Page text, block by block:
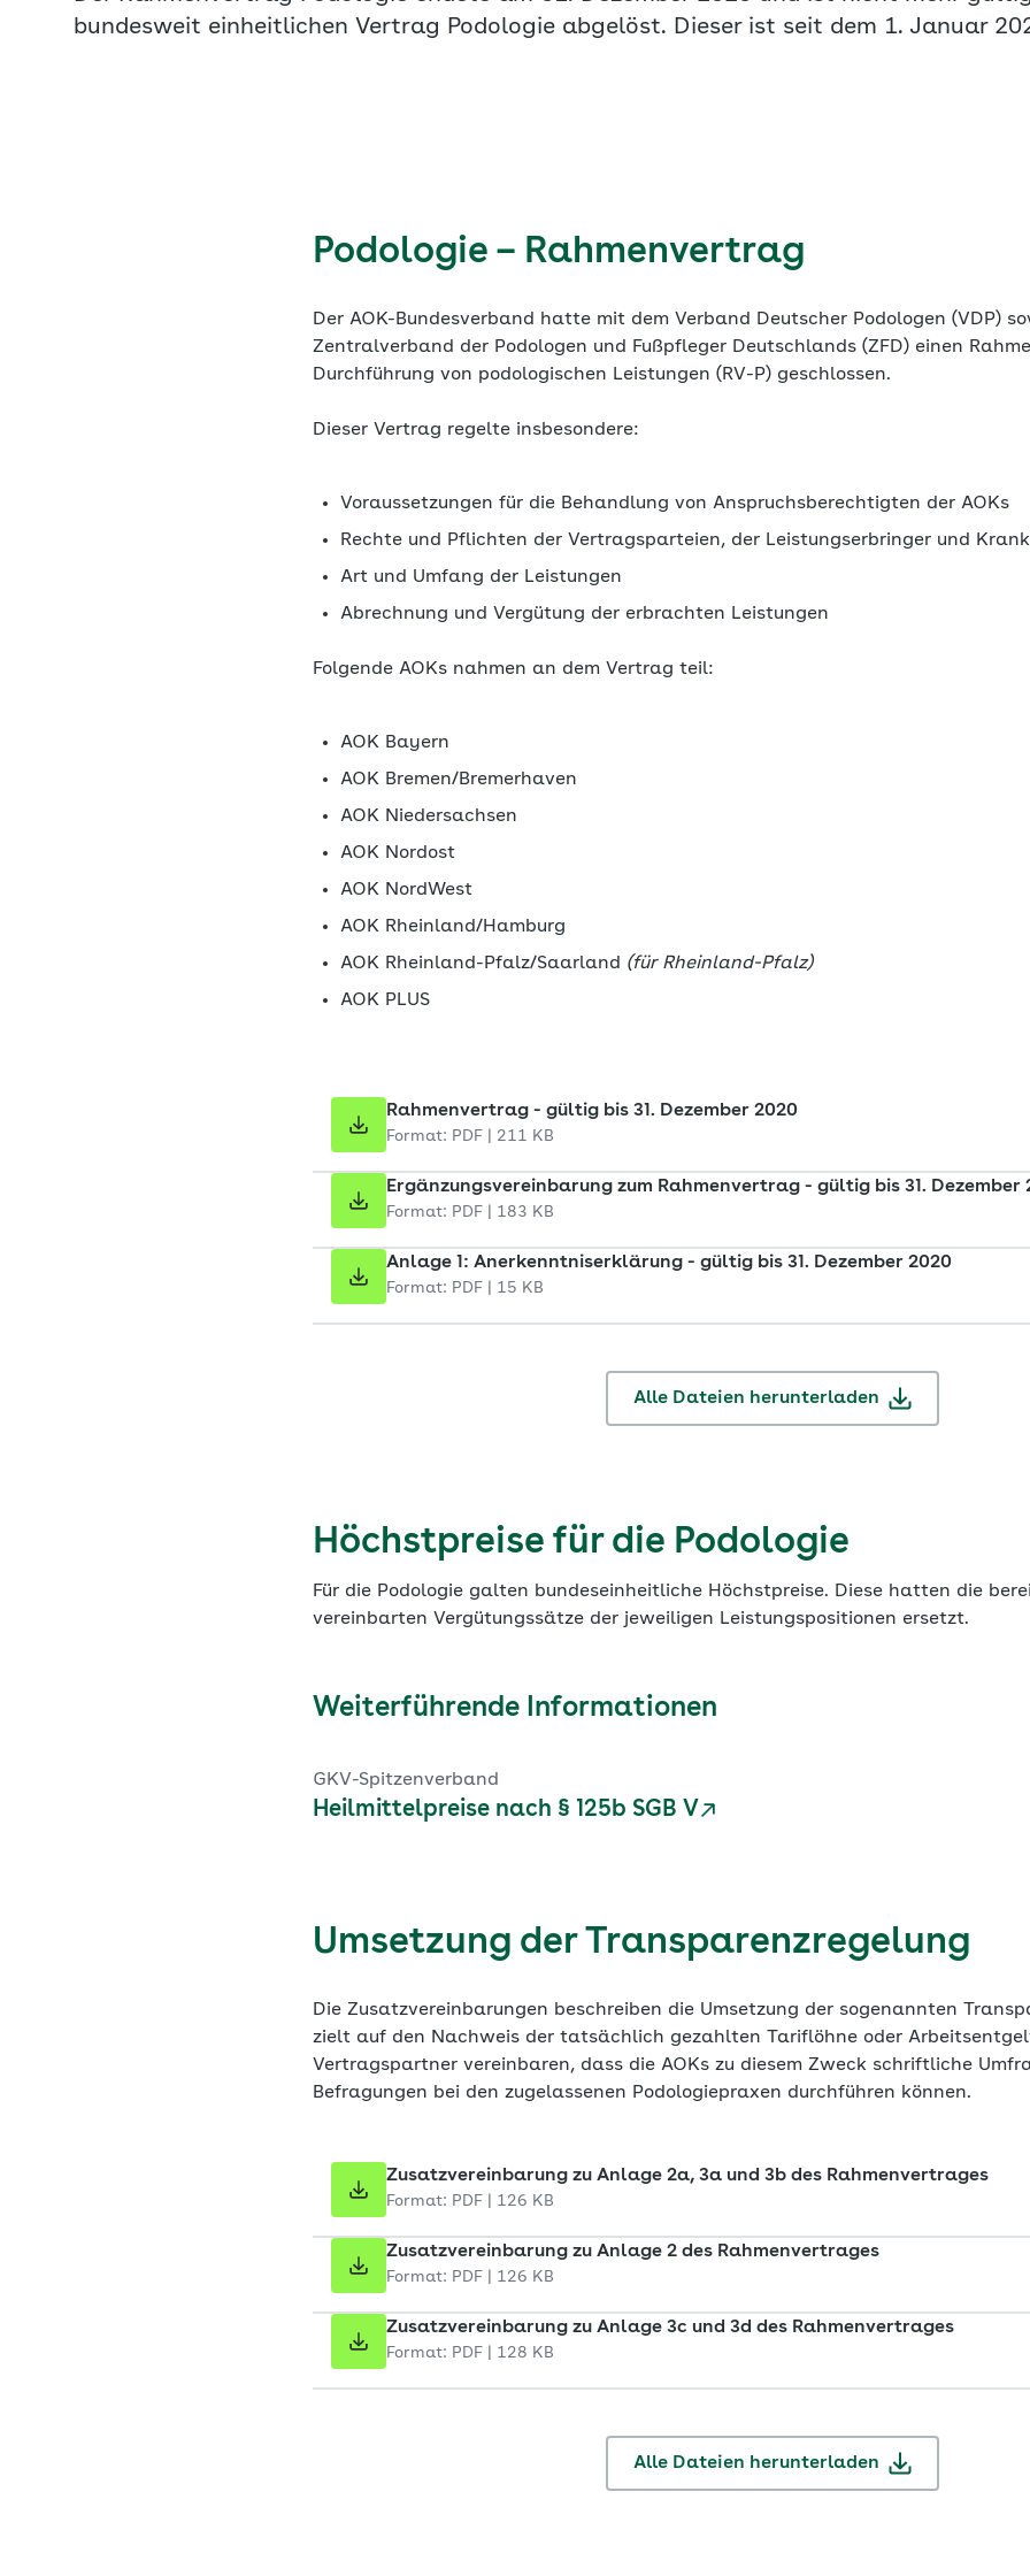
bundesweit einheitlichen Vertrag Podologie abgelöst. Dieser ist seit dem 1. Januar
Podologie – Rahmenvertrag
Der AOK-Bundesverband hatte mit dem Verband Deutscher Podologen (VDP)
Zentralverband der Podologen und Fußpfleger Deutschlands (ZFD) einen
Durchführung von podologischen Leistungen (RV-P) geschlossen.
Dieser Vertrag regelte insbesondere:
Voraussetzungen für die Behandlung von Anspruchsberechtigten der AOKs
Rechte und Pflichten der Vertragsparteien, der Leistungserbringer und
Art und Umfang der Leistungen
Abrechnung und Vergütung der erbrachten Leistungen
Folgende AOKs nahmen an dem Vertrag teil:
AOK Bayern
AOK Bremen/Bremerhaven
AOK Niedersachsen
AOK Nordost
AOK NordWest
AOK Rheinland/Hamburg
AOK Rheinland-Pfalz/Saarland (für Rheinland-Pfalz)
AOK PLUS
Rahmenvertrag - gültig bis 31. Dezember 2020
Format: PDF | 211 KB
Ergänzungsvereinbarung zum Rahmenvertrag - gültig bis 31. Dezember
Format: PDF | 183 KB
Anlage 1: Anerkenntniserklärung - gültig bis 31. Dezember 2020
Format: PDF | 15 KB
Alle Dateien herunterladen
Höchstpreise für die Podologie
Für die Podologie galten bundeseinheitliche Höchstpreise. Diese hatten die
vereinbarten Vergütungssätze der jeweiligen Leistungspositionen ersetzt.
Weiterführende Informationen
GKV-Spitzenverband
Heilmittelpreise nach § 125b SGB V
Umsetzung der Transparenzregelung
Die Zusatzvereinbarungen beschreiben die Umsetzung der sogenannten
zielt auf den Nachweis der tatsächlich gezahlten Tariflöhne oder
Vertragspartner vereinbaren, dass die AOKs zu diesem Zweck schriftliche
Befragungen bei den zugelassenen Podologiepraxen durchführen können.
Zusatzvereinbarung zu Anlage 2a, 3a und 3b des Rahmenvertrages
Format: PDF | 126 KB
Zusatzvereinbarung zu Anlage 2 des Rahmenvertrages
Format: PDF | 126 KB
Zusatzvereinbarung zu Anlage 3c und 3d des Rahmenvertrages
Format: PDF | 128 KB
Alle Dateien herunterladen